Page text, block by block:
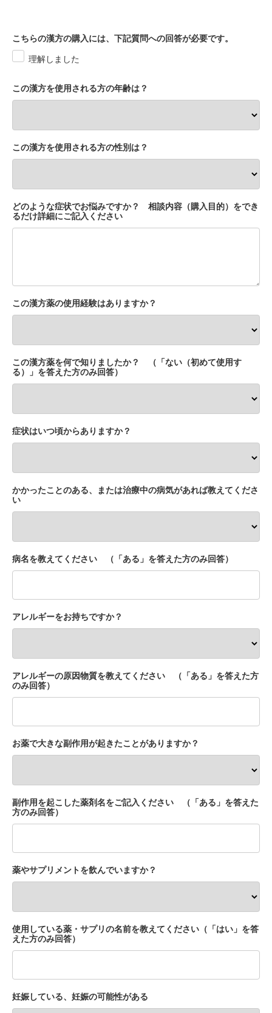
こちらの漢方の購入には、下記質問への回答が必要です。
理解しました
この漢方を使用される方の年齢は？
この漢方を使用される方の性別は？
どのような症状でお悩みですか？ 相談内容（購入目的）をでき
るだけ詳細にご記入ください
この漢方薬の使用経験はありますか？
この漢方薬を何で知りましたか？ （「ない（初めて使用す
る）」を答えた方のみ回答）
症状はいつ頃からありますか？
かかったことのある、または治療中の病気があれば教えてくださ
い
病名を教えてください （「ある」を答えた方のみ回答）
アレルギーをお持ちですか？
アレルギーの原因物質を教えてください （「ある」を答えた方
のみ回答）
お薬で大きな副作用が起きたことがありますか？
副作用を起こした薬剤名をご記入ください （「ある」を答えた
方のみ回答）
薬やサプリメントを飲んでいますか？
使用している薬・サプリの名前を教えてください（「はい」を答
えた方のみ回答）
妊娠している、妊娠の可能性がある